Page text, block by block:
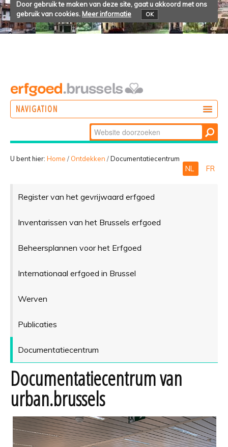
Door gebruik te maken van deze site, gaat u akkoord met ons
gebruik van cookies. Meer informatie OK
NAVIGATION
Zoek
Geavanceerd
zoeken...
U bent hier: Home / Ontdekken /Documentatiecentrum
NL FR
Register van het gevrijwaard erfgoed
Inventarissen van het Brussels erfgoed
Beheersplannen voor het Erfgoed
Internationaal erfgoed in Brussel
Werven
Publicaties
Documentatiecentrum
Documentatiecentrum van
urban.brussels